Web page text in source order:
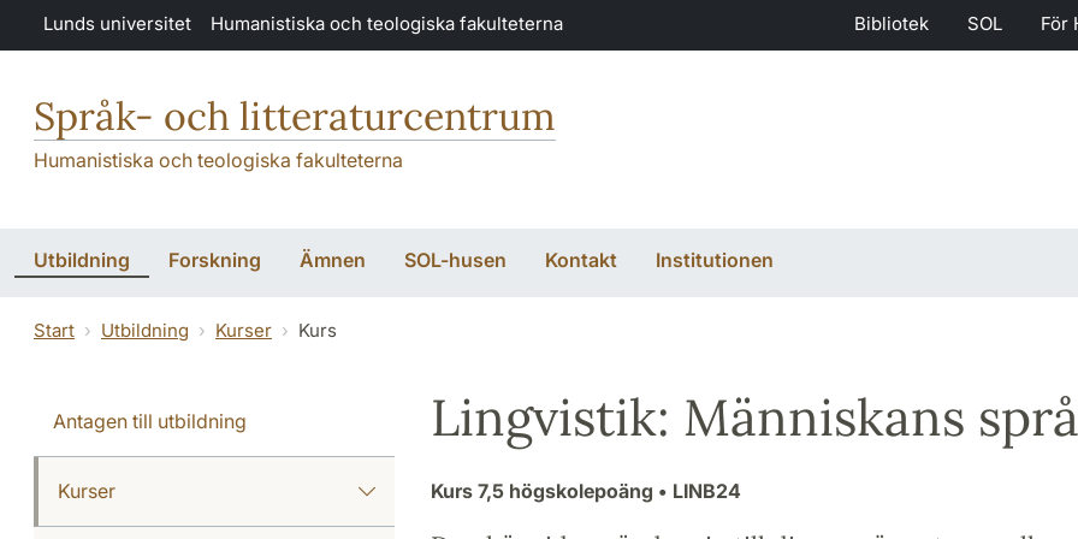
Hoppa till huvudinnehåll
Lunds universitet Humanistiska och teologiska fakulteterna Bibliotek SOL För
Språk- och litteraturcentrum
Humanistiska och teologiska fakulteterna
Utbildning Forskning Ämnen SOL-husen Kontakt Institutionen
Start Utbildning Kurser Kurs
Antagen till utbildning
Kurser
Lingvistik: Människans
Kurs 7,5 högskolepoäng • LINB24